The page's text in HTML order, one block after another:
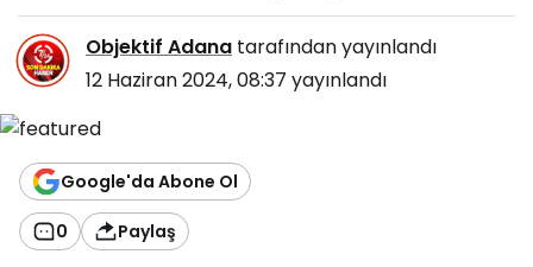
Objektif Adana tarafından yayınlandı
12 Haziran 2024, 08:37 yayınlandı
Google'da Abone Ol
0 Paylaş